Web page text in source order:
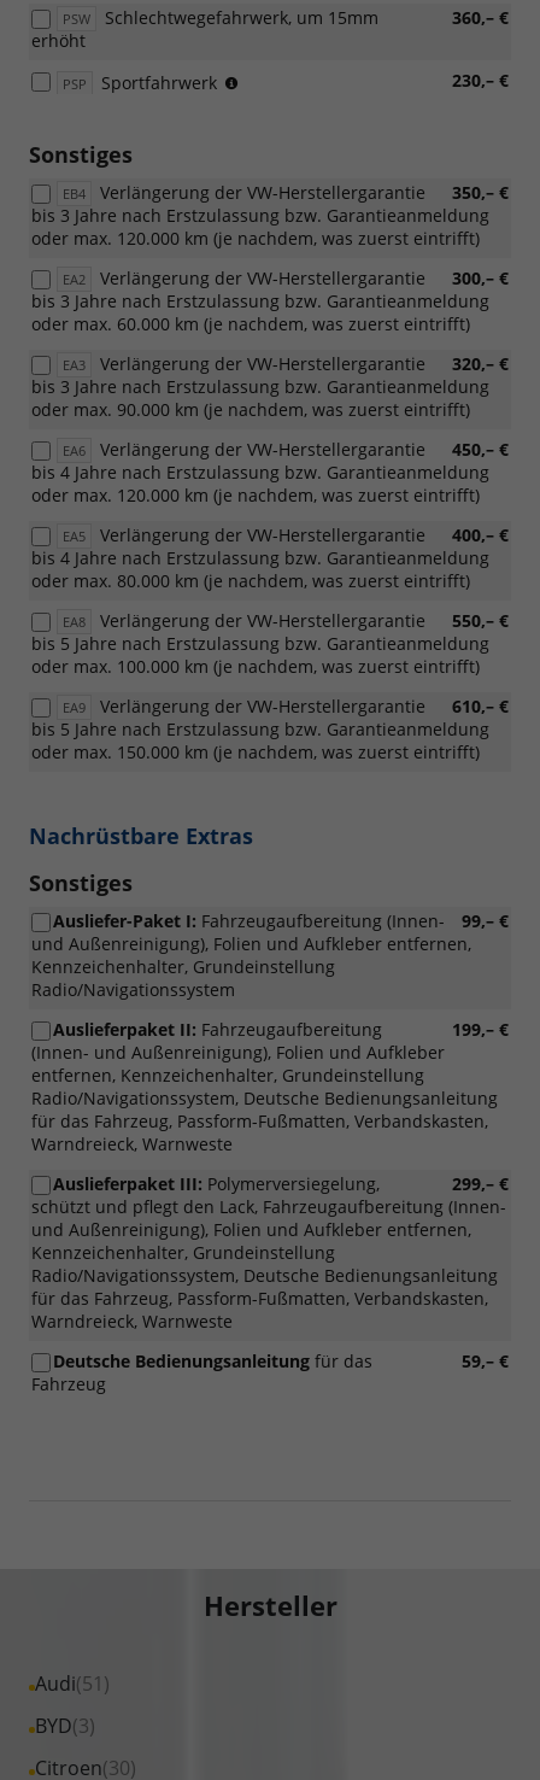
Motorisierung
Norfolk)
PSW 360,– €
Schlechtwegefahrwerk, um 15mm
erhöht
PSP 230,– €
Sportfahrwerk
kW)
Sonstiges
EB4 350,– €
Verlängerung der VW-Herstellergarantie
bis 3 Jahre nach Erstzulassung bzw. Garantieanmeldung
oder max. 120.000 km (je nachdem, was zuerst eintrifft)
EA2 300,– €
Verlängerung der VW-Herstellergarantie
bis 3 Jahre nach Erstzulassung bzw. Garantieanmeldung
oder max. 60.000 km (je nachdem, was zuerst eintrifft)
EA3 320,– €
Verlängerung der VW-Herstellergarantie
bis 3 Jahre nach Erstzulassung bzw. Garantieanmeldung
oder max. 90.000 km (je nachdem, was zuerst eintrifft)
EA6 450,– €
Verlängerung der VW-Herstellergarantie
bis 4 Jahre nach Erstzulassung bzw. Garantieanmeldung
oder max. 120.000 km (je nachdem, was zuerst eintrifft)
EA5 400,– €
Verlängerung der VW-Herstellergarantie
bis 4 Jahre nach Erstzulassung bzw. Garantieanmeldung
oder max. 80.000 km (je nachdem, was zuerst eintrifft)
EA8 550,– €
Verlängerung der VW-Herstellergarantie
bis 5 Jahre nach Erstzulassung bzw. Garantieanmeldung
oder max. 100.000 km (je nachdem, was zuerst eintrifft)
EA9 610,– €
Verlängerung der VW-Herstellergarantie
bis 5 Jahre nach Erstzulassung bzw. Garantieanmeldung
oder max. 150.000 km (je nachdem, was zuerst eintrifft)
Nachrüstbare Extras
Sonstiges
99,– €
Ausliefer-Paket I: Fahrzeugaufbereitung (Innen-
und Außenreinigung), Folien und Aufkleber entfernen,
Kennzeichenhalter, Grundeinstellung
Radio/Navigationssystem
199,– €
Auslieferpaket II: Fahrzeugaufbereitung
(Innen- und Außenreinigung), Folien und Aufkleber
entfernen, Kennzeichenhalter, Grundeinstellung
Radio/Navigationssystem, Deutsche Bedienungsanleitung
für das Fahrzeug, Passform-Fußmatten, Verbandskasten,
Warndreieck, Warnweste
299,– €
Auslieferpaket III: Polymerversiegelung,
schützt und pflegt den Lack, Fahrzeugaufbereitung (Innen-
und Außenreinigung), Folien und Aufkleber entfernen,
Kennzeichenhalter, Grundeinstellung
Radio/Navigationssystem, Deutsche Bedienungsanleitung
für das Fahrzeug, Passform-Fußmatten, Verbandskasten,
Warndreieck, Warnweste
59,– €
Deutsche Bedienungsanleitung für das
Fahrzeug
Hersteller
Audi(51)
Alle
Fahrzeuge
BYD(3)
Alle
Fahrzeuge
Citroen(30)
Alle